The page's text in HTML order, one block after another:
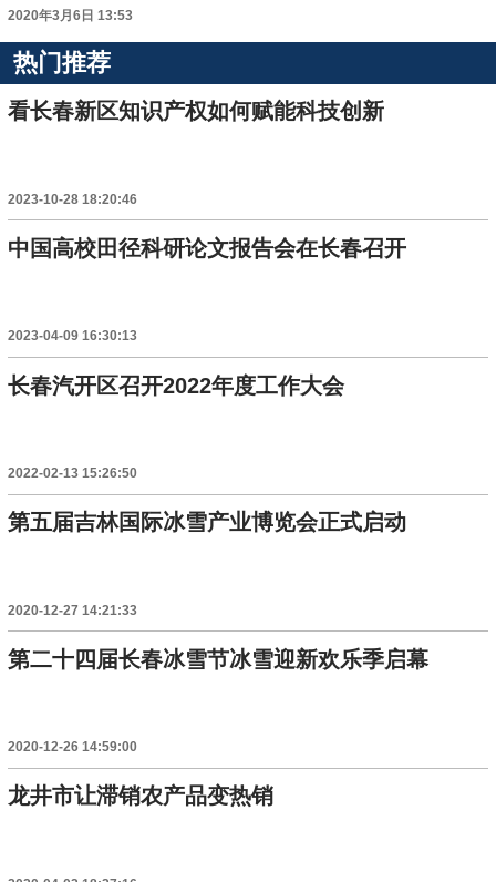
2020年3月6日 13:53
热门推荐
看长春新区知识产权如何赋能科技创新
2023-10-28 18:20:46
中国高校田径科研论文报告会在长春召开
2023-04-09 16:30:13
长春汽开区召开2022年度工作大会
2022-02-13 15:26:50
第五届吉林国际冰雪产业博览会正式启动
2020-12-27 14:21:33
第二十四届长春冰雪节冰雪迎新欢乐季启幕
2020-12-26 14:59:00
龙井市让滞销农产品变热销